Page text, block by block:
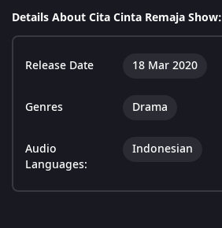
Details About Cita Cinta Remaja Show:
Release Date 18 Mar 2020
Genres Drama
Audio
Languages:
Indonesian